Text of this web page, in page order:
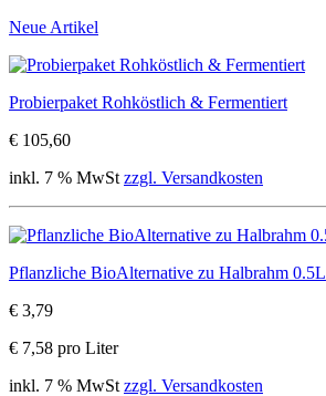
Neue Artikel
Probierpaket Rohköstlich & Fermentiert
€ 105,60
inkl. 7 % MwSt zzgl. Versandkosten
Pflanzliche BioAlternative zu Halbrahm 0.5L
€ 3,79
€ 7,58 pro Liter
inkl. 7 % MwSt zzgl. Versandkosten